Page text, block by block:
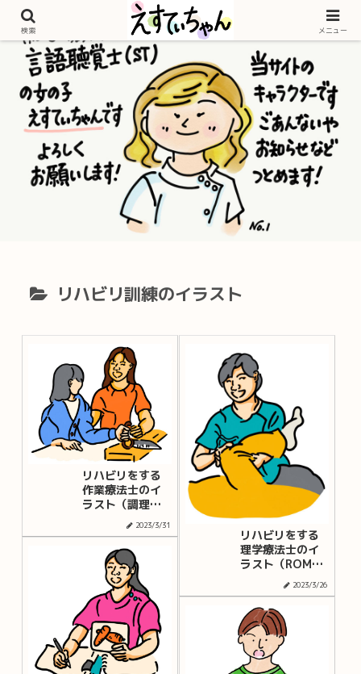
リハビリ訓練のイラスト
リハビリをする
作業療法士のイ
ラスト（調理訓
2023/3/31
リハビリをする
理学療法士のイ
ラスト（ROM訓
2023/3/26
検索 メニュー